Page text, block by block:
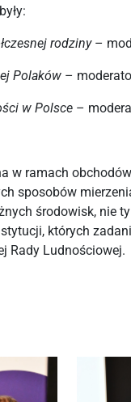
rodziny–
Polaków –
w Polsce –
w ramach
sposobów
środowisk, nie
których
Rady Ludnościowej.